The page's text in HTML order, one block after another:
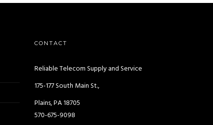
CONTACT
Reliable Telecom Supply and Service
175-177 South Main St.,
Plains, PA 18705
570-675-9098